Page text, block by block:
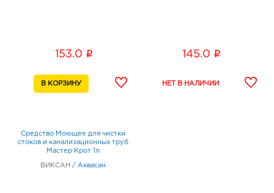
153.0 i 145.0 i
Средство Моющее для чистки
cтоков и канализационных труб
Мастер Крот 1л
ВИКСАН / Аквасан